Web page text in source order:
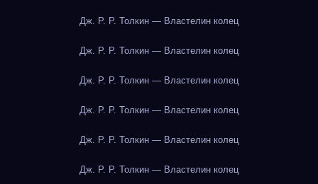
Дж. Р. Р. Толкин — Властелин колец
Дж. Р. Р. Толкин — Властелин колец
Дж. Р. Р. Толкин — Властелин колец
Дж. Р. Р. Толкин — Властелин колец
Дж. Р. Р. Толкин — Властелин колец
Дж. Р. Р. Толкин — Властелин колец